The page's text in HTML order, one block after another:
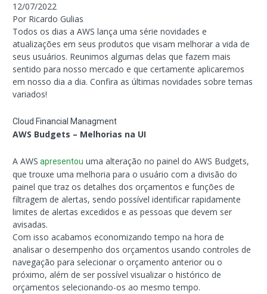
12/07/2022
Por Ricardo Gulias
Todos os dias a AWS lança uma série novidades e
atualizações em seus produtos que visam melhorar a vida de
seus usuários. Reunimos algumas delas que fazem mais
sentido para nosso mercado e que certamente aplicaremos
em nosso dia a dia. Confira as últimas novidades sobre temas
variados!
Cloud Financial Managment
AWS Budgets – Melhorias na UI
A AWS apresentou uma alteração no painel do AWS Budgets,
que trouxe uma melhoria para o usuário com a divisão do
painel que traz os detalhes dos orçamentos e funções de
filtragem de alertas, sendo possível identificar rapidamente
limites de alertas excedidos e as pessoas que devem ser
avisadas.
Com isso acabamos economizando tempo na hora de
analisar o desempenho dos orçamentos usando controles de
navegação para selecionar o orçamento anterior ou o
próximo, além de ser possível visualizar o histórico de
orçamentos selecionando-os ao mesmo tempo.